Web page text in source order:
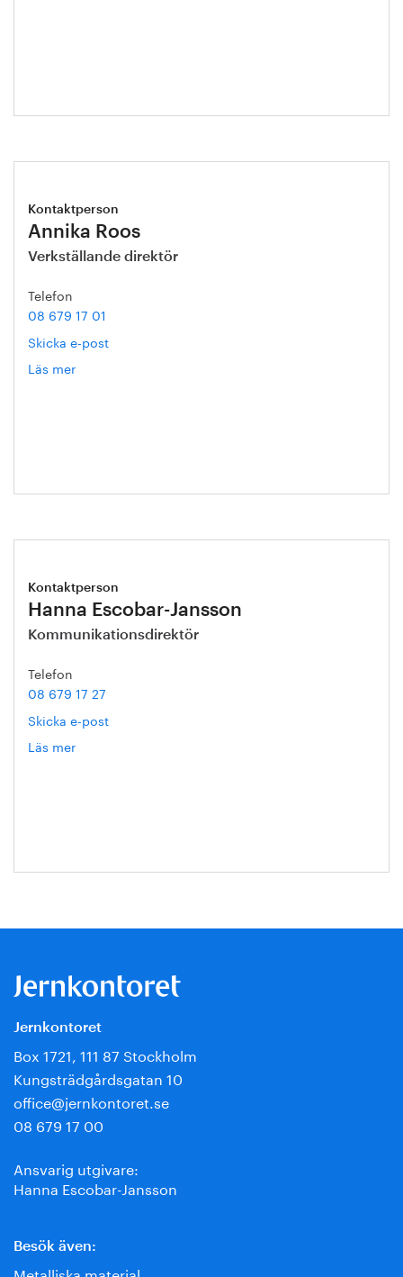
Kontaktperson
Annika Roos
Verkställande direktör
Telefon
08 679 17 01
Skicka e-post
Läs mer
Kontaktperson
Hanna Escobar-Jansson
Kommunikationsdirektör
Telefon
08 679 17 27
Skicka e-post
Läs mer
Jernkontoret
Box 1721, 111 87 Stockholm
Kungsträdgårdsgatan 10
office@jernkontoret.se
08 679 17 00
Ansvarig utgivare:
Hanna Escobar-Jansson
Besök även: